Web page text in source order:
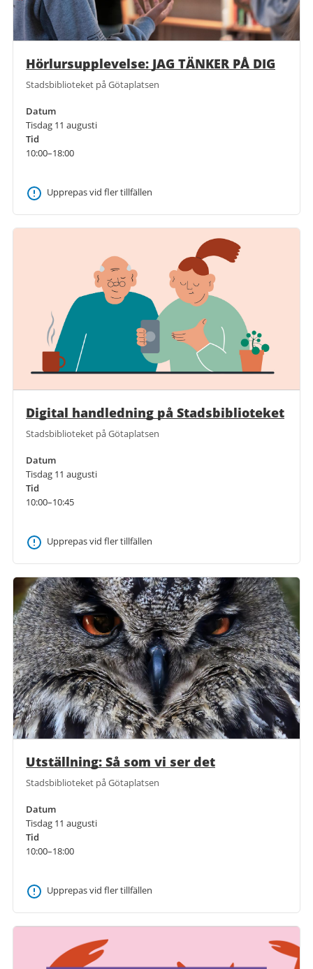
Hörlursupplevelse: JAG TÄNKER PÅ DIG
Stadsbiblioteket på Götaplatsen
Datum
Tisdag 11 augusti
Tid
10:00–18:00
Upprepas vid fler tillfällen
Digital handledning på Stadsbiblioteket
Stadsbiblioteket på Götaplatsen
Datum
Tisdag 11 augusti
Tid
10:00–10:45
Upprepas vid fler tillfällen
Utställning: Så som vi ser det
Stadsbiblioteket på Götaplatsen
Datum
Tisdag 11 augusti
Tid
10:00–18:00
Upprepas vid fler tillfällen